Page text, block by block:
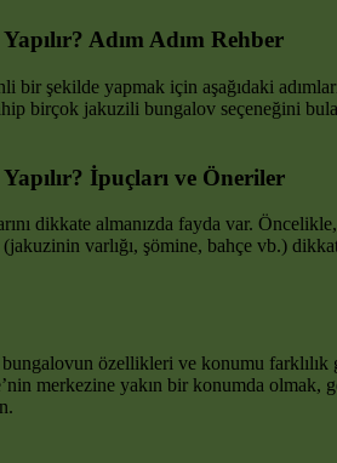
Adım Adım Rehber
şekilde yapmak için aşağıdaki
birçok jakuzili bungalov seçeneğini
İpuçları ve Öneriler
dikkate almanızda fayda var.
varlığı, şömine, bahçe vb.)
özellikleri ve konumu
merkezine yakın bir konumda